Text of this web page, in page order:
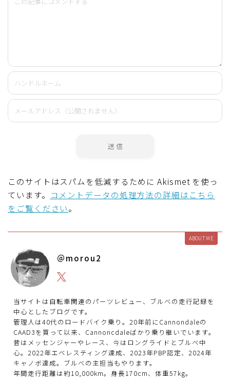
このサイトはスパムを低減するために Akismet を使っ
ています。 コメントデータの処理方法の詳細はこちら
をご覧ください。
ABOUT ME
＠morou2
当サイトは自転車関連のパーツレビュー、ブルべの走行記録を
中心としたブログです。
管理人は40代のロードバイク乗り。20年前にCannondaleの
CAAD3を買って以来、Cannoncdaleばかり乗り継いでいます。
昔はメッセンジャーやレース、今はロングライドとブルベ中
心。2022年エベレスティング達成、2023年PBP認定、2024年
キャノボ達成。ブルべの主担当もやります。
年間走行距離は約10,000km。身長170cm、体重57kg。